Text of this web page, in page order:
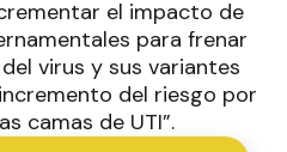
el impacto de
para frenar
virus y sus variantes
del riesgo por
camas de UTI”.